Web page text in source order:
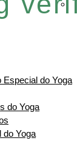
do Yoga
do Yoga
do Yoga